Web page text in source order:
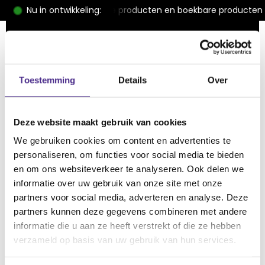
Toestemming Details Over
Deze website maakt gebruik van cookies
We gebruiken cookies om content en advertenties te
personaliseren, om functies voor social media te bieden
en om ons websiteverkeer te analyseren. Ook delen we
informatie over uw gebruik van onze site met onze
partners voor social media, adverteren en analyse. Deze
partners kunnen deze gegevens combineren met andere
informatie die u aan ze heeft verstrekt of die ze hebben
verzameld op basis van uw gebruik van hun services.
Nu in ontwikkeling:
met download/fysieke producten en boekbare
bouwen aan jouw
ideale website?
perfect bij jou en je doelgroep past.
Vrijblijvend kennismaken